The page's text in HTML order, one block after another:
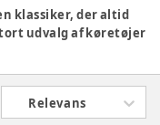
klassiker, der altid
udvalg af køretøjer
i alle aldre. Find din
udvalg af
Relevans